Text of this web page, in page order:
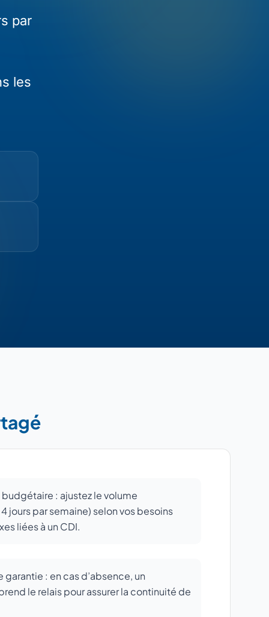
par
les
: ajustez le volume
jours par semaine) selon vos besoins
liées à un CDI.
: en cas d’absence, un
le relais pour assurer la continuité de